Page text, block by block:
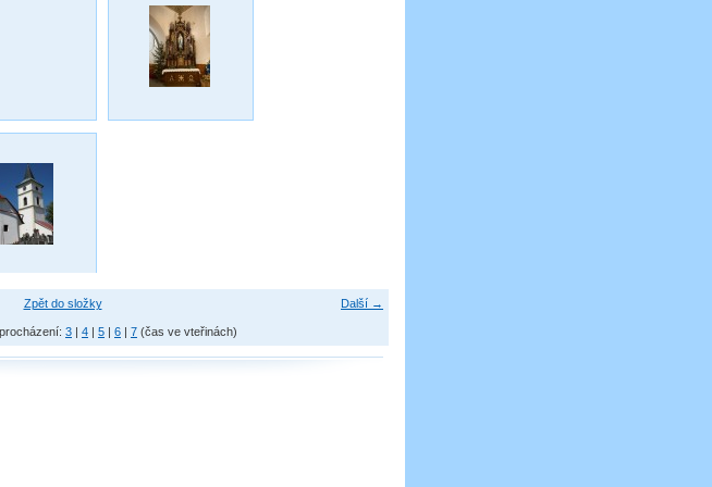
Další →
Zpět do složky
3 | 4 | 5 | 6 | 7 (čas ve vteřinách)